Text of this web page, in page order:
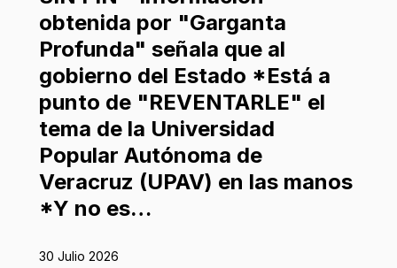
obtenida por "Garganta
Profunda" señala que al
gobierno del Estado *Está a
punto de "REVENTARLE" el
tema de la Universidad
Popular Autónoma de
Veracruz (UPAV) en las manos
*Y no es…
30 Julio 2026